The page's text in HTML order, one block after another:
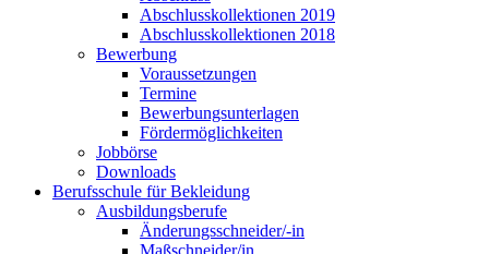
Abschlusskollektionen 2019
Abschlusskollektionen 2018
Bewerbung
Voraussetzungen
Termine
Bewerbungsunterlagen
Fördermöglichkeiten
Jobbörse
Downloads
Berufsschule für Bekleidung
Ausbildungsberufe
Änderungsschneider/-in
Maßschneider/in